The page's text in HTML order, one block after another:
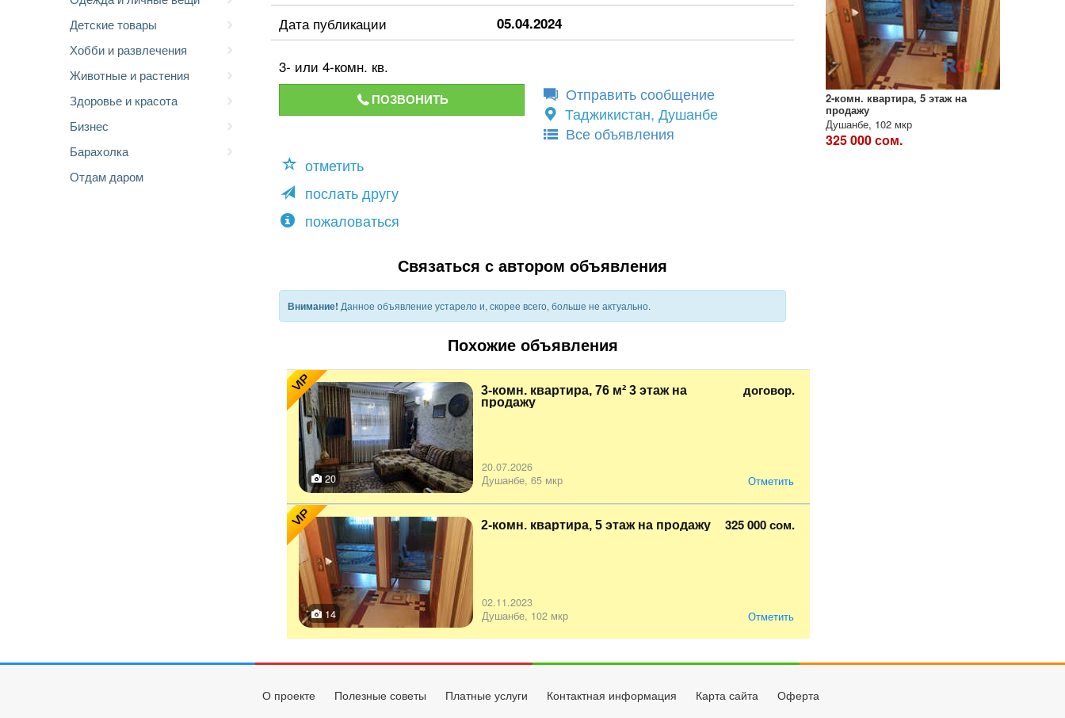
Детские товары
Хобби и развлечения
Животные и растения
Здоровье и красота
Бизнес
Барахолка
Отдам даром
Дата публикации 05.04.2024
3- или 4-комн. кв.
ПОЗВОНИТЬ
Отправить сообщение
Таджикистан, Душанбе
Все объявления
отметить
послать другу
пожаловаться
Связаться с автором объявления
Внимание! Данное объявление устарело и, скорее всего, больше не актуально.
Похожие объявления
VIP договор.
3-комн. квартира, 76 м² 3 этаж на
продажу
20.07.2026
20
Душанбе, 65 мкр Отметить
VIP 325 000 сом.
2-комн. квартира, 5 этаж на продажу
02.11.2023
14
Душанбе, 102 мкр Отметить
2-комн. квартира, 5 этаж на
продажу
Душанбе, 102 мкр
325 000 сом.
О проекте Полезные советы Платные услуги Контактная информация Карта сайта Оферта